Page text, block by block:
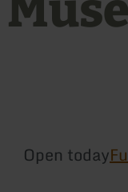
Open today